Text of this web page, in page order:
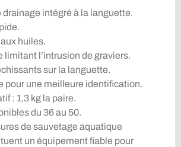
drainage intégré à la languette.
huiles.
limitant l’intrusion de graviers.
sur la languette.
pour une meilleure identification.
: 1,3 kg la paire.
du 36 au 50.
de sauvetage aquatique
un équipement fiable pour